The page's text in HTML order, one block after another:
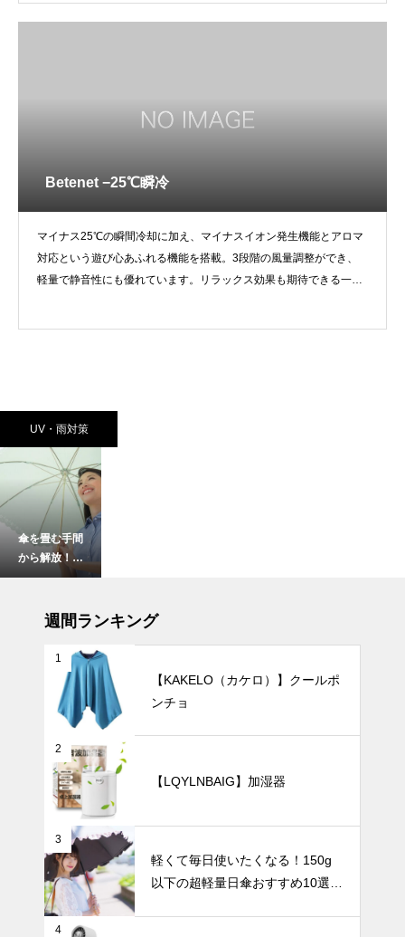
Betenet −25℃瞬冷
マイナス25℃の瞬間冷却に加え、マイナスイオン発生機能とアロマ
対応という遊び心あふれる機能を搭載。3段階の風量調整ができ、
軽量で静音性にも優れています。リラックス効果も期待できる一台
UV・雨対策
傘を畳む手間
から解放！閉
じるだけで簡
納できる「形
状記憶日傘」
おすすめ5選
｜通勤やビジ
ネスにぴった
シンプルで美
しい暮らし。
北欧花瓶がつ
くる上質イン
テリア。
UV・雨対策
紫外線対策も
可愛くおしゃ
れに！フェミ
ニンな日傘お
暑さ対策
週間ランキング
1
【KAKELO（カケロ）】クールポ
ンチョ
2
【LQYLNBAIG】加湿器
3
軽くて毎日使いたくなる！150g
以下の超軽量日傘おすすめ10選
4